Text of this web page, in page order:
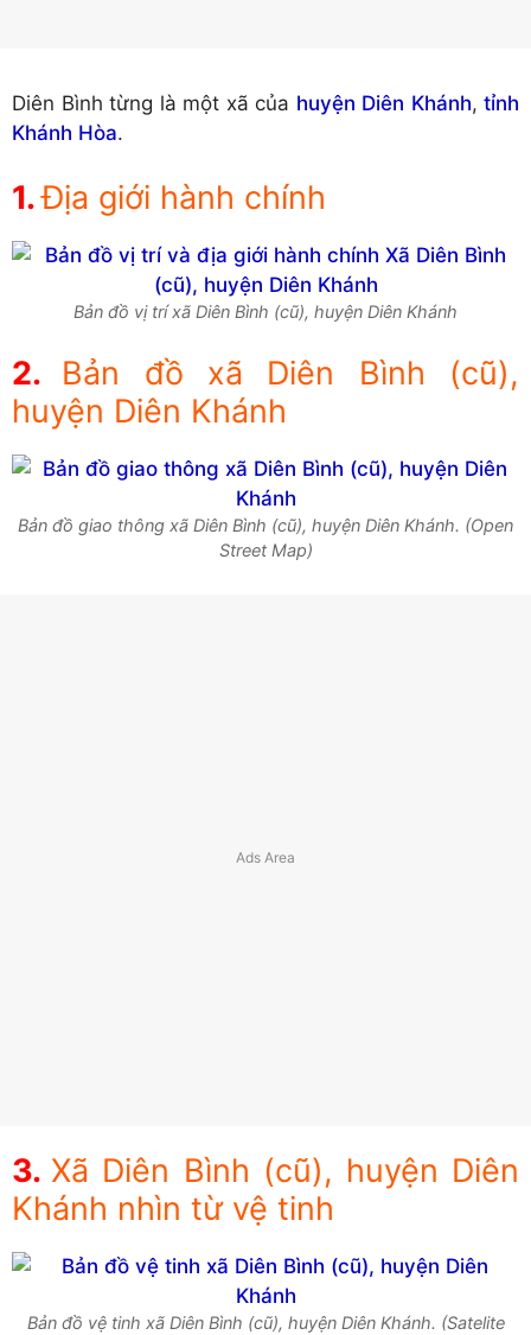
Diên Bình từng là một xã của huyện Diên Khánh, tỉnh
Khánh Hòa.
Địa giới hành chính
Bản đồ vị trí xã Diên Bình (cũ), huyện Diên Khánh
Bản đồ xã Diên Bình (cũ),
huyện Diên Khánh
Bản đồ giao thông xã Diên Bình (cũ), huyện Diên Khánh. (Open
Street Map)
Xã Diên Bình (cũ), huyện Diên
Khánh nhìn từ vệ tinh
Bản đồ vệ tinh xã Diên Bình (cũ), huyện Diên Khánh. (Satelite